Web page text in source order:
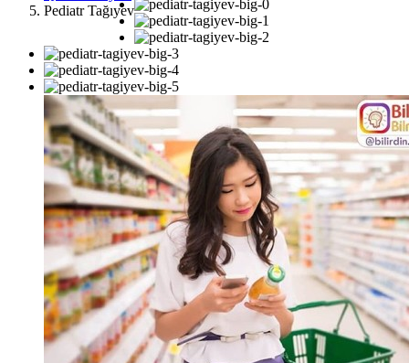
Pediatr Tağıyev